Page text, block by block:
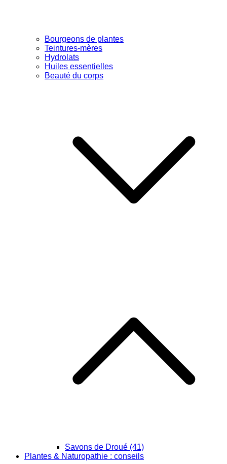
Bourgeons de plantes
Teintures-mères
Hydrolats
Huiles essentielles
Beauté du corps
Savons de Droué (41)
Plantes & Naturopathie : conseils